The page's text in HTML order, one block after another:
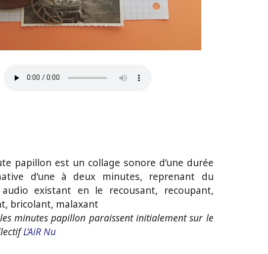
papillon est un collage sonore d’une durée
d’une à deux minutes, reprenant du
existant en le recousant, recoupant,
bricolant, malaxant
minutes papillon paraissent initialement sur le
L’AiR Nu